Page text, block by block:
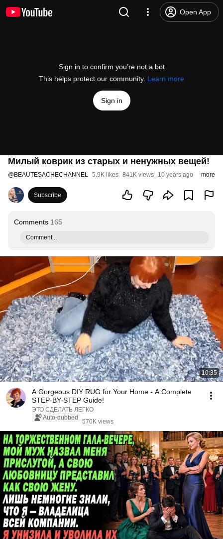
Open App
Sign in to confirm you’re not a bot
This helps protect our community. Learn more
Sign in
Милый коврик из старых и ненужных вещей!
@BEAUTESACHECHANNEL 5.9K likes 841K views 10 years ago more
Subscribe
Comments 165
Comment...
10:35
A Gorgeous DIY RUG for Your Home - A Complete
STEP-BY-STEP Guide!
ЭТО СДЕЛАТЬ ЛЕГКО
Auto-dubbed
570K views